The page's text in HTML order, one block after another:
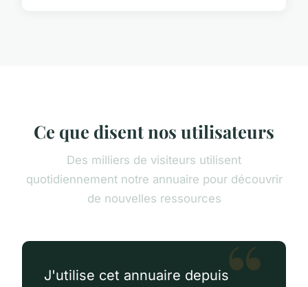
Ce que disent nos utilisateurs
Des milliers de visiteurs utilisent
quotidiennement notre annuaire pour découvrir
de nouvelles ressources
J'utilise cet annuaire depuis